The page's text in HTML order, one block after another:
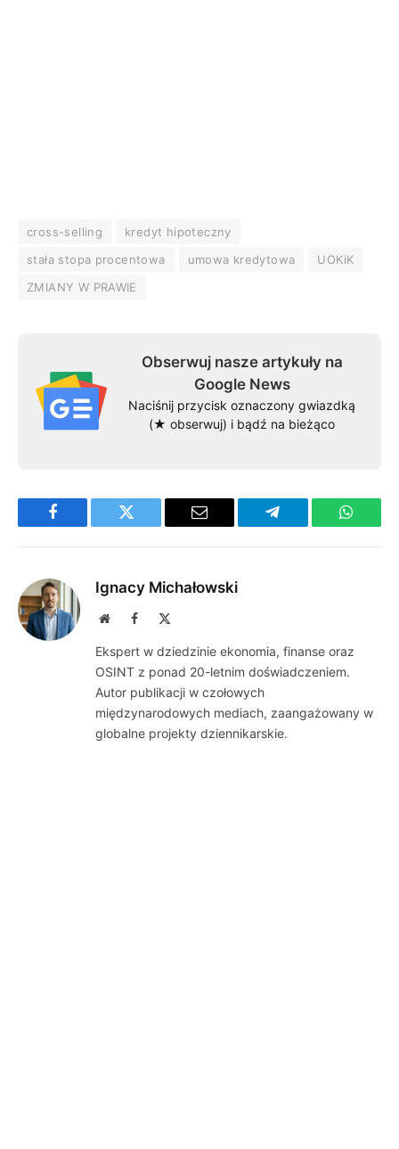
cross-selling
kredyt hipoteczny
stała stopa procentowa
umowa kredytowa
UOKiK
ZMIANY W PRAWIE
Obserwuj nasze artykuły na
Google News
Naciśnij przycisk oznaczony gwiazdką
(★ obserwuj) i bądź na bieżąco
Facebook Twitter Email Telegram
Ignacy Michałowski
WebsiteFacebook
Ekspert w dziedzinie ekonomia, finanse oraz
OSINT z ponad 20-letnim doświadczeniem.
Autor publikacji w czołowych
międzynarodowych mediach, zaangażowany w
globalne projekty dziennikarskie.